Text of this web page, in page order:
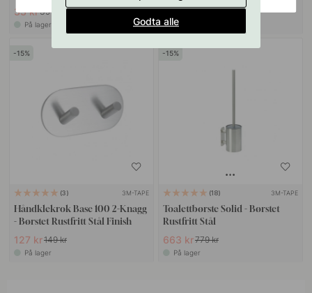
33 kr39 kr
På lager
167 kr239 kr
På lager
15
3 3M-TAPE
Håndklekrok Base 100 2-Knagg
- Børstet Rustfritt Stål Finish
127 kr149 kr
På lager
15
18 3M-TAPE
Toalettbørste Solid - Børstet
Rustfritt Stål
663 kr779 kr
På lager
Godta alle